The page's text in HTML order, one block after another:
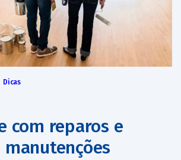
Dicas
com reparos e
manutenções